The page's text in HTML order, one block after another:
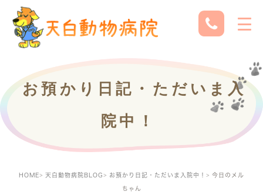
お預かり日記・ただいま入
院中！
HOME 天白動物病院BLOG お預かり日記・ただいま入院中！ 今日のメル
ちゃん